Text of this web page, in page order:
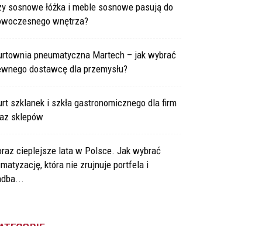
sosnowe łóżka i meble sosnowe pasują do
wnętrza?
pneumatyczna Martech – jak wybrać
dostawcę dla przemysłu?
szklanek i szkła gastronomicznego dla firm
sklepów
cieplejsze lata w Polsce. Jak wybrać
która nie zrujnuje portfela i